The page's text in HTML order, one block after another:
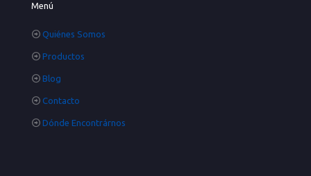
Menú
Quiénes Somos
Productos
Blog
Contacto
Dónde Encontrárnos